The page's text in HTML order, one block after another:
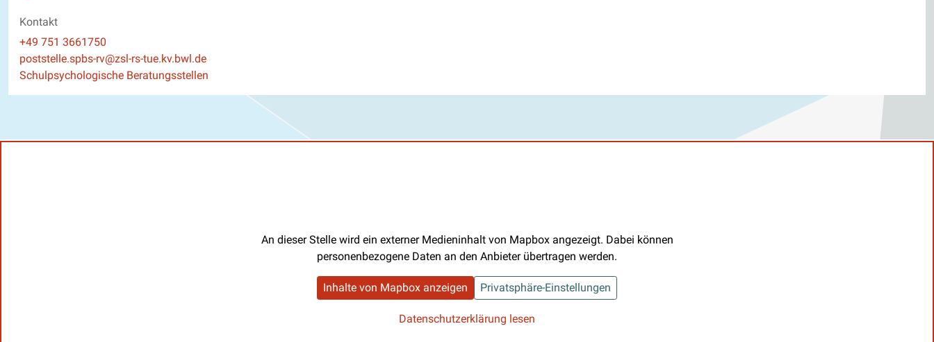
Kontakt
Telefon
+49 751 3661750
E-Mail
poststelle.spbs-rv@zsl-rs-tue.kv.bwl.de
Website
Schulpsychologische Beratungsstellen
An dieser Stelle wird ein externer Medieninhalt von Mapbox angezeigt. Dabei können
personenbezogene Daten an den Anbieter übertragen werden.
Inhalte von Mapbox anzeigen Privatsphäre-Einstellungen
Datenschutzerklärung lesen